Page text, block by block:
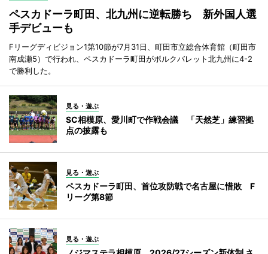
ペスカドーラ町田、北九州に逆転勝ち 新外国人選
手デビューも
Fリーグディビジョン1第10節が7月31日、町田市立総合体育館（町田市
南成瀬5）で行われ、ペスカドーラ町田がボルクバレット北九州に4-2
で勝利した。
見る・遊ぶ
SC相模原、愛川町で作戦会議 「天然芝」練習拠
点の披露も
見る・遊ぶ
ペスカドーラ町田、首位攻防戦で名古屋に惜敗 F
リーグ第8節
見る・遊ぶ